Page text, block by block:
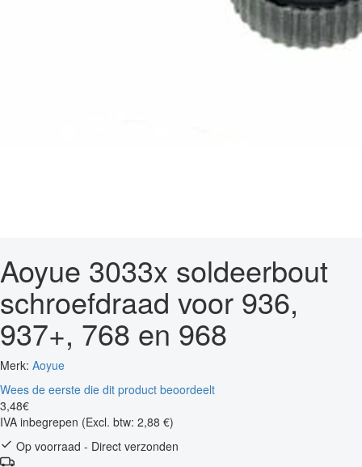
Aoyue 3033x soldeerbout
schroefdraad voor 936,
937+, 768 en 968
Merk: Aoyue
Wees de eerste die dit product beoordeelt
3,48€
IVA inbegrepen (Excl. btw: 2,88 €)
Op voorraad - Direct verzonden